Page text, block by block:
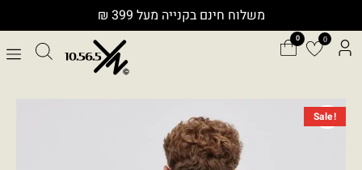
משלוח חינם בקנייה מעל 399 ₪
0
Sale!
הנוכחי
הוא:
₪249.00.
כמות
של